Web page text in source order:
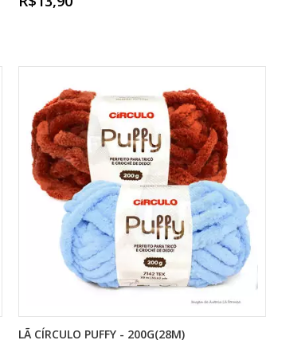
LÃ CÍRCULO PUFFY - 200G(28M)